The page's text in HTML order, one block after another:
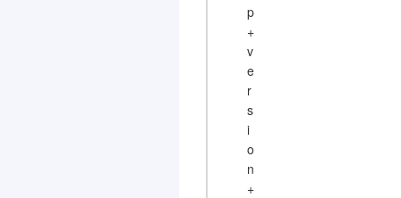
p
+
v
e
r
s
i
o
n
+